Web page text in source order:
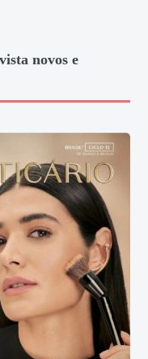
novos e